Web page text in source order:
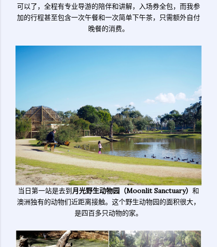
可以了，全程有专业导游的陪伴和讲解，入场券全包，而我参
加的行程甚至包含一次午餐和一次简单下午茶，只需额外自付
晚餐的消费。
当日第一站是去到月光野生动物园（Moonlit Sanctuary） 和
澳洲独有的动物们近距离接触。这个野生动物园的面积很大，
是四百多只动物的家。